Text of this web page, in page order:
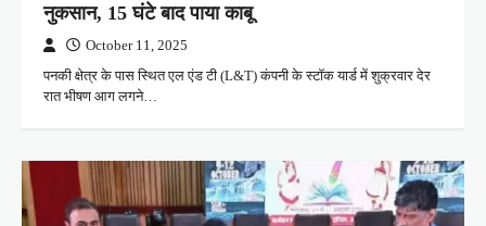
नुकसान, 15 घंटे बाद पाया काबू
October 11, 2025
पनकी क्षेत्र के पास स्थित एल एंड टी (L&T) कंपनी के स्टॉक यार्ड में शुक्रवार देर
रात भीषण आग लगने…